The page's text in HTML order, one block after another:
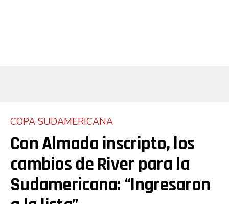
COPA SUDAMERICANA
Con Almada inscripto, los
cambios de River para la
Sudamericana: “Ingresaron